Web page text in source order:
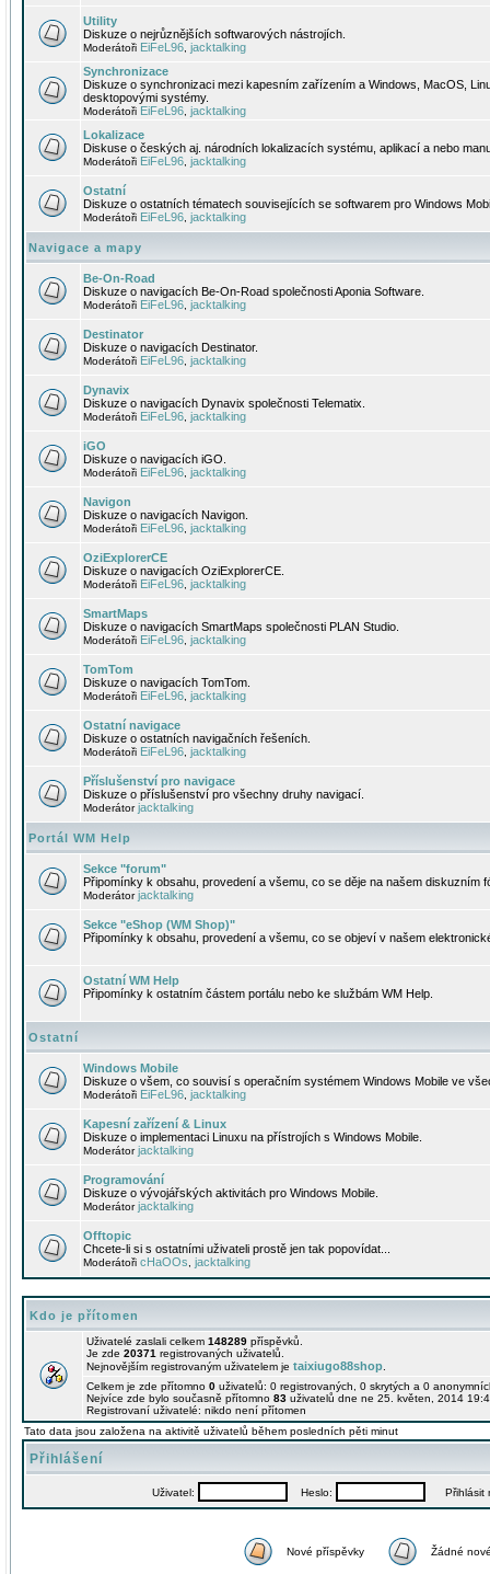
Utility
Diskuze o nejrůznějších softwarových nástrojích.
Moderátoři EiFeL96 jacktalking
Synchronizace
Diskuze o synchronizaci mezi kapesním zařízením a Windows, MacOS,
desktopovými systémy.
Moderátoři EiFeL96 jacktalking
Lokalizace
Diskuse o českých aj. národních lokalizacích systému, aplikací a nebo
Moderátoři EiFeL96 jacktalking
Ostatní
Diskuze o ostatních tématech souvisejících se softwarem pro Windows
Moderátoři EiFeL96 jacktalking
Navigace a mapy
Be-On-Road
Diskuze o navigacích Be-On-Road společnosti Aponia Software.
Moderátoři EiFeL96 jacktalking
Destinator
Diskuze o navigacích Destinator.
Moderátoři EiFeL96 jacktalking
Dynavix
Diskuze o navigacích Dynavix společnosti Telematix.
Moderátoři EiFeL96 jacktalking
iGO
Diskuze o navigacích iGO.
Moderátoři EiFeL96 jacktalking
Navigon
Diskuze o navigacích Navigon.
Moderátoři EiFeL96 jacktalking
OziExplorerCE
Diskuze o navigacích OziExplorerCE.
Moderátoři EiFeL96 jacktalking
SmartMaps
Diskuze o navigacích SmartMaps společnosti PLAN Studio.
Moderátoři EiFeL96 jacktalking
TomTom
Diskuze o navigacích TomTom.
Moderátoři EiFeL96 jacktalking
Ostatní navigace
Diskuze o ostatních navigačních řešeních.
Moderátoři EiFeL96 jacktalking
Příslušenství pro navigace
Diskuze o příslušenství pro všechny druhy navigací.
Moderátorjacktalking
Portál WM Help
Sekce "forum"
Připomínky k obsahu, provedení a všemu, co se děje na našem diskuzním
Moderátorjacktalking
Sekce "eShop (WM Shop)"
Připomínky k obsahu, provedení a všemu, co se objeví v našem
Ostatní WM Help
Připomínky k ostatním částem portálu nebo ke službám WM Help.
Ostatní
Windows Mobile
Diskuze o všem, co souvisí s operačním systémem Windows Mobile ve
Moderátoři EiFeL96 jacktalking
Kapesní zařízení & Linux
Diskuze o implementaci Linuxu na přístrojích s Windows Mobile.
Moderátorjacktalking
Programování
Diskuze o vývojářských aktivitách pro Windows Mobile.
Moderátorjacktalking
Offtopic
Chcete-li si s ostatními uživateli prostě jen tak popovídat...
Moderátoři cHaOOs jacktalking
Kdo je přítomen
Uživatelé zaslali celkem 148289 příspěvků.
Je zde 20371 registrovaných uživatelů.
Nejnovějším registrovaným uživatelem je taixiugo88shop
Celkem je zde přítomno 0 uživatelů: 0 registrovaných, 0 skrytých a 0
Nejvíce zde bylo současně přítomno 83 uživatelů dne ne 25. květen, 2014
Registrovaní uživatelé: nikdo není přítomen
Tato data jsou založena na aktivitě uživatelů během posledních pěti minut
Přihlášení
Uživatel: Heslo: Přihlásit
Nové příspěvky Žádné